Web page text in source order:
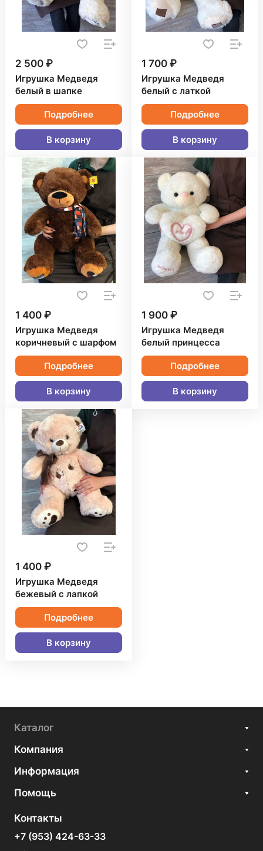
2 500 ₽
Игрушка Медведя
белый в шапке
Подробнее
В корзину
1 700 ₽
Игрушка Медведя
белый с латкой
Подробнее
В корзину
1 400 ₽
Игрушка Медведя
коричневый с шарфом
Подробнее
В корзину
1 900 ₽
Игрушка Медведя
белый принцесса
Подробнее
В корзину
1 400 ₽
Игрушка Медведя
бежевый с лапкой
Подробнее
В корзину
Каталог
Компания
Информация
Помощь
Контакты
+7 (953) 424-63-33